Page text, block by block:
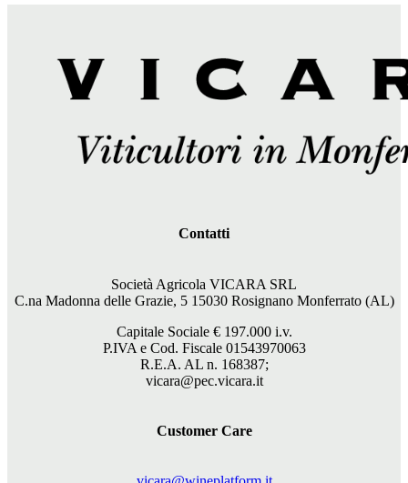
Contatti
Società Agricola VICARA SRL
C.na Madonna delle Grazie, 5 15030 Rosignano Monferrato (AL)
Capitale Sociale € 197.000i.v.
P.IVA e Cod. Fiscale 01543970063
R.E.A. AL n. 168387;
vicara@pec.vicara.it
Customer Care